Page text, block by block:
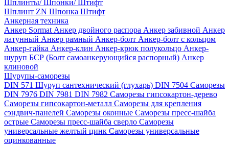
Шплинты/ Шпонки/ Штифт
Шплинт ZN Шпонка Штифт
Анкерная техника
Анкер Sormat Анкер двойного распора Анкер забивной Анкер
латунный Анкер рамный Анкер-болт Анкер-болт с кольцом
Анкер-гайка Анкер-клин Анкер-крюк полукольцо Анкер-
шуруп БСР (Болт самоанкерующийся распорный) Анкер
клиновой
Шурупы-саморезы
DIN 571 Шуруп сантехнический (глухарь) DIN 7504 Саморезы
DIN 7976 DIN 7981 DIN 7982 Саморезы гипсокартон-дерево
Саморезы гипсокартон-металл Саморезы для крепления
сэндвич-панелей Саморезы оконные Саморезы пресс-шайба
острые Саморезы пресс-шайба сверло Саморезы
универсальные желтый цинк Саморезы универсальные
оцинкованные